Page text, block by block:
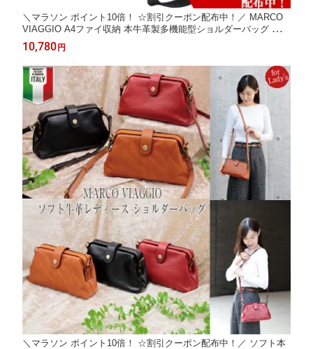
＼マラソン ポイント10倍！ ☆割引クーポン配布中！／ MARCO
VIAGGIO A4ファイ収納 本牛革製多機能型ショルダーバッグ 本革
ショルダーバッグ バッグ 通勤バッグ ビジネスバッグ メンズ 軽量
多機能 レザーバッグ メンズバッグ ソフト 超軽量 A4 送料無料
10,780円
＼マラソン ポイント10倍！ ☆割引クーポン配布中！／ ソフト本